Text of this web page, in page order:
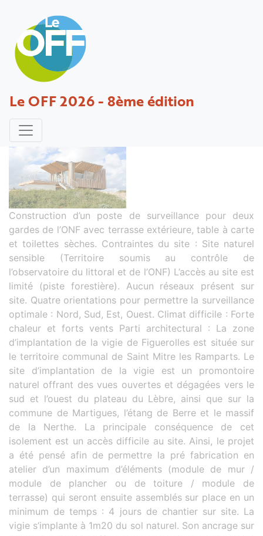
Le OFF 2026 - 8ème édition
Vigie de detection des feux de foret
dans le massif de Figuerolles
Projet déposé par Franceschi - 31 octobre 2014
Construction d’un poste de surveillance pour deux
gardes de l’ONF avec terrasse extérieure, table à carte
et toilettes sèches. Contraintes du site : Site naturel
sensible (Territoire soumis au contrôle de
l’observatoire du littoral et de l’ONF) L’accès au site est
limité (piste forestière). Aucun réseaux présent sur
site. Quatre orientations pour permettre la surveillance
optimale : Nord, Sud, Est, Ouest. Climat difficile : Forte
chaleur et forts vents Parti architectural : La zone
d’implantation de la vigie de Figuerolles est située sur
le territoire communal de Saint Mitre les Ramparts. Le
site d’implantation de la vigie est un promontoire
naturel offrant des vues ouvertes et dégagées vers le
sud et l’ouest du plateau du Lèbre, ainsi que sur la
commune de Martigues, l’étang de Berre et le massif
de la Nerthe. La principale conséquence de cet
isolement est un accès difficile au site. Ainsi, le projet
a été pensé afin de permettre la pré fabrication en
atelier d’un maximum d’éléments (module de mur /
module de plancher ou de toiture / module de
terrasse) qui seront ensuite assemblés sur place en un
minimum de temps : 4 jours de chantier sur site. La
vigie s’implante à 1m20 du sol naturel. Son ancrage sur